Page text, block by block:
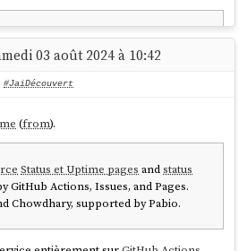
Very nice little application! »
servers, gorgeous project, simple
identified a good use case for the
03 août 2024 à 10:42
#JaiDécouvert
(from).
Status et Uptime pages andstatus
GitHub Actions, Issues, and Pages.
Chowdhary, supported by Pabio.